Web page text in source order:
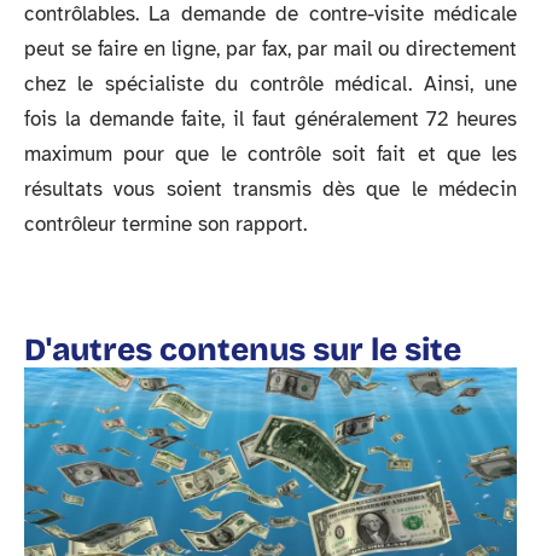
contrôlables. La demande de contre-visite médicale
peut se faire en ligne, par fax, par mail ou directement
chez le spécialiste du contrôle médical. Ainsi, une
fois la demande faite, il faut généralement 72 heures
maximum pour que le contrôle soit fait et que les
résultats vous soient transmis dès que le médecin
contrôleur termine son rapport.
D'autres contenus sur le site